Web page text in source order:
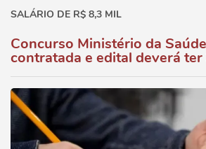
SALÁRIO DE R$ 8,3 MIL
Concurso Ministério da
contratada e edital deverá